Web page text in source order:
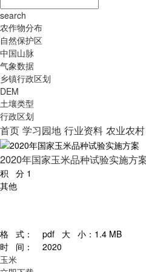
search
农作物分布
自然保护区
中国山脉
气象数据
乡镇行政区划
DEM
土壤类型
行政区划
首页 学习园地 行业资料 农业农村
2020年国家玉米品种试验实施方
积 分 1
其他
格 式： pdf 大 小： 1.4 MB
时 间：
2020
玉米